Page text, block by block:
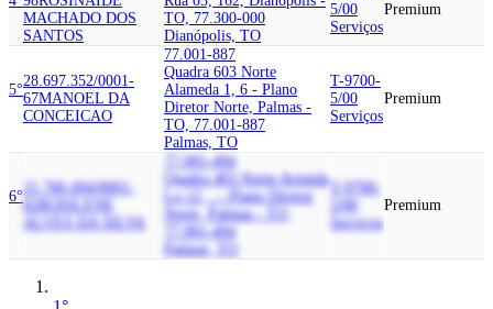
MACHADO DOS
SANTOS
TO, 77.300-000
Dianópolis, TO
5/00
Serviços
Premium
5°
28.697.352/0001-
67MANOEL DA
CONCEICAO
77.001-887
Quadra 603 Norte
Alameda 1, 6 - Plano
Diretor Norte, Palmas -
TO, 77.001-887
Palmas, TO
T-9700-
5/00
Serviços
Premium
6°
21.760.494/0001-
ROSILENE
ALVES DA SILVA
77.001-494
Quadra 403 Norte Avenida
Lo 12, . - Plano Diretor
Norte, Palmas - TO,
77.001-494
Palmas, TO
T-9700-
5/00
Serviços
Premium